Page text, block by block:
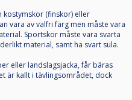
kostymskor (finskor) eller
vara av valfri färg men måste vara
Sportskor måste vara svarta
material, samt ha svart sula.
eller landslagsjacka, får bäras
är kallt i tävlingsområdet, dock